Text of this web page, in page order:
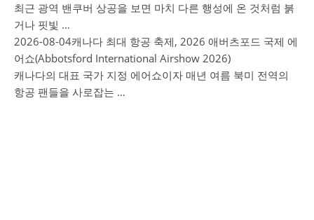
최근 광역 밴쿠버 상공을 보면 마치 다른 행성에 온 것처럼 붉
거나 핏빛 …
2026-08-04캐나다 최대 항공 축제, 2026 애버츠포드 국제 에
어쇼(Abbotsford International Airshow 2026)
캐나다의 대표 국가 지정 에어쇼이자 매년 여름 북미 전역의
항공 팬들을 사로잡는 …